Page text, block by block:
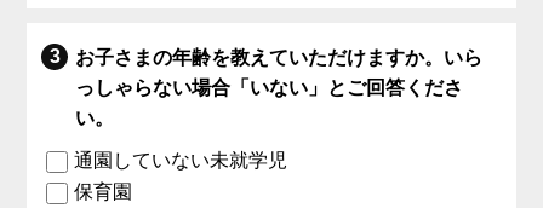
お子さまの年齢を教えていただけますか。いら
っしゃらない場合「いない」とご回答くださ
い。
通園していない未就学児
保育園